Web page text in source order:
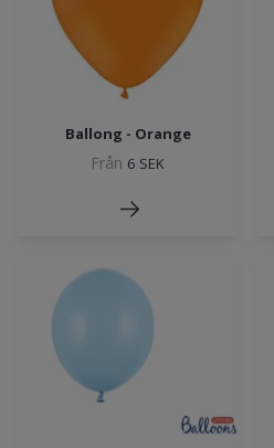
Ballong - Orange
Från 6 SEK